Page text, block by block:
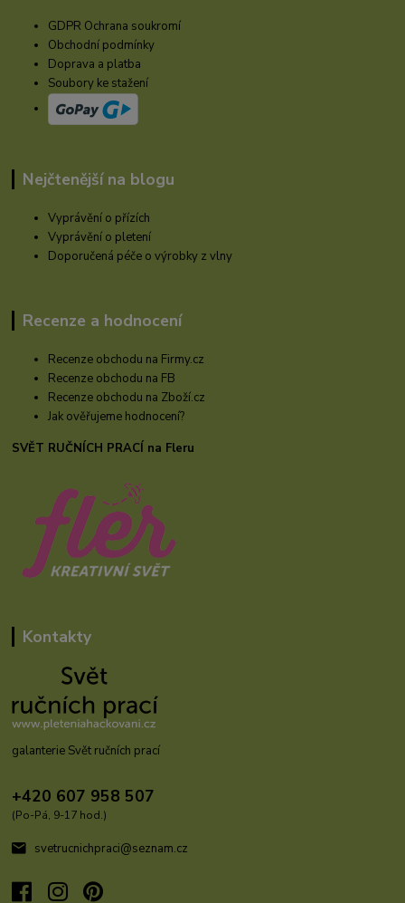
GDPR Ochrana soukromí
Obchodní podmínky
Doprava a platba
Soubory ke stažení
Nejčtenější na blogu
Vyprávění o přízích
Vyprávění o pletení
Doporučená péče o výrobky z vlny
Recenze a hodnocení
Recenze obchodu na Firmy.cz
Recenze obchodu na FB
Recenze obchodu na Zboží.cz
Jak ověřujeme hodnocení?
SVĚT RUČNÍCH PRACÍ na Fleru
Kontakty
galanterie Svět ručních prací
+420 607 958 507
(Po-Pá, 9-17 hod.)
svetrucnichpraci@seznam.cz